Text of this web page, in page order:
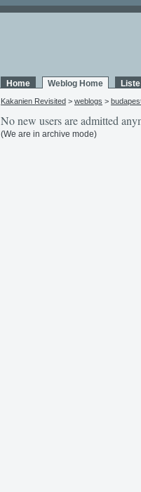
Home Weblog Home
Kakanien Revisited > weblogs >
No new users are admitted
(We are in archive mode)